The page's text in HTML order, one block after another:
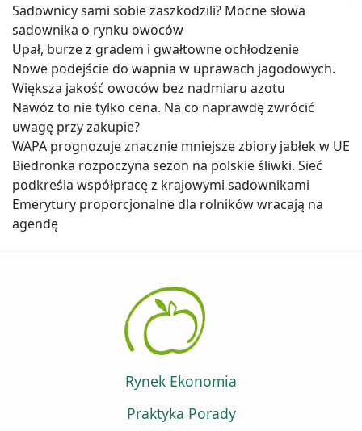
Sadownicy sami sobie zaszkodzili? Mocne słowa
sadownika o rynku owoców
Upał, burze z gradem i gwałtowne ochłodzenie
Nowe podejście do wapnia w uprawach jagodowych.
Większa jakość owoców bez nadmiaru azotu
Nawóz to nie tylko cena. Na co naprawdę zwrócić
uwagę przy zakupie?
WAPA prognozuje znacznie mniejsze zbiory jabłek w UE
Biedronka rozpoczyna sezon na polskie śliwki. Sieć
podkreśla współpracę z krajowymi sadownikami
Emerytury proporcjonalne dla rolników wracają na
agendę
Rynek Ekonomia
Praktyka Porady